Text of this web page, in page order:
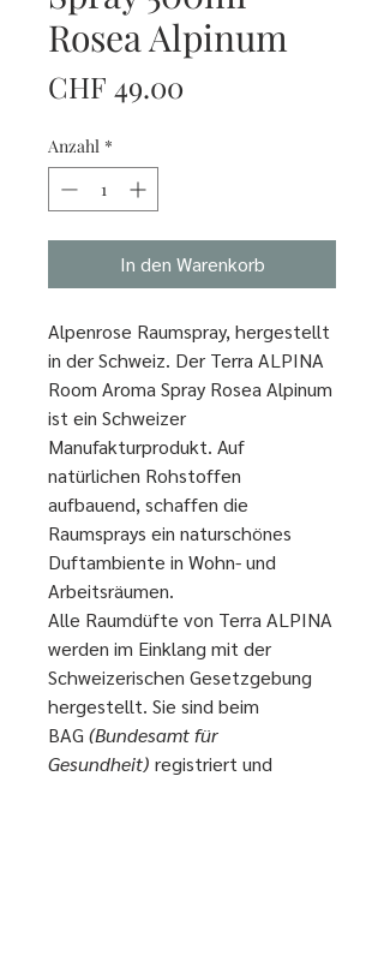
Rosea Alpinum
CHF 49.00
Anzahl *
In den Warenkorb
Alpenrose Raumspray, hergestellt
in der Schweiz. Der Terra ALPINA
Room Aroma Spray Rosea Alpinum
ist ein Schweizer
Manufakturprodukt. Auf
natürlichen Rohstoffen
aufbauend, schaffen die
Raumsprays ein naturschönes
Duftambiente in Wohn- und
Arbeitsräumen.
Alle Raumdüfte von Terra ALPINA
werden im Einklang mit der
Schweizerischen Gesetzgebung
hergestellt. Sie sind beim
BAG (Bundesamt für
Gesundheit) registriert und